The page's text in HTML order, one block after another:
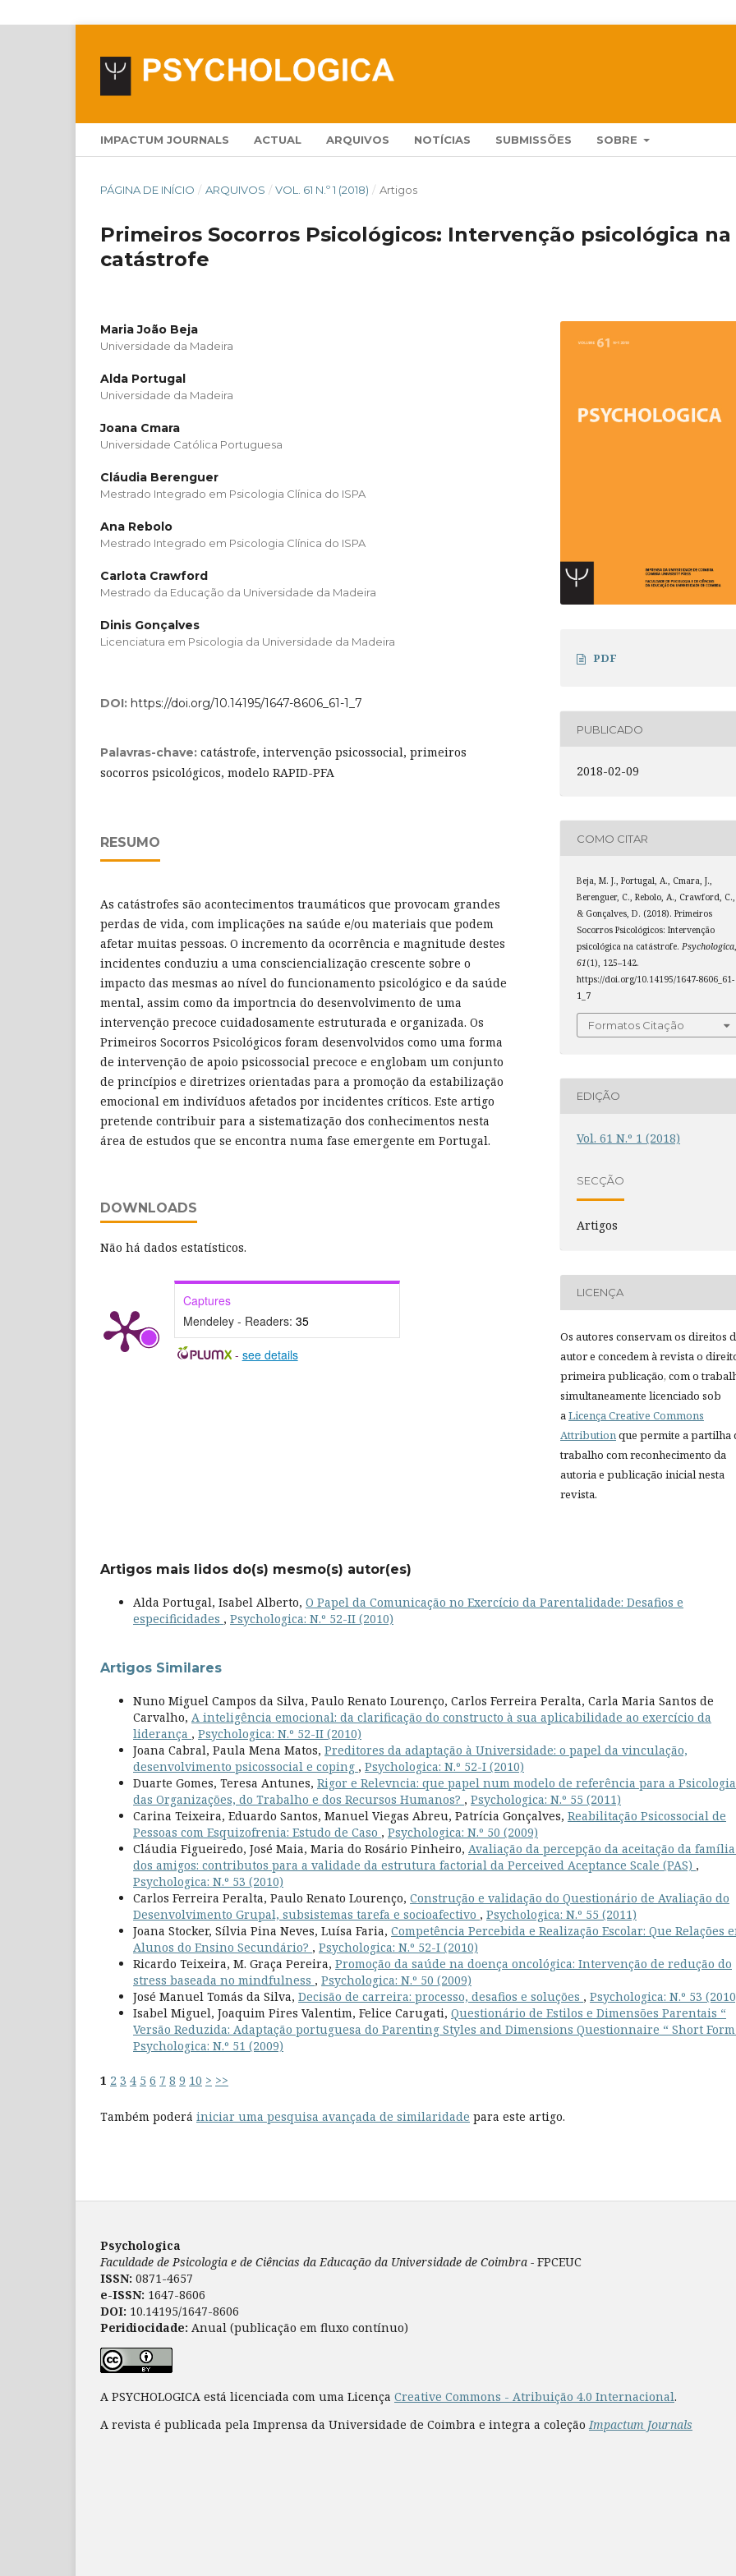
IMPACTUM JOURNALS ACTUAL ARQUIVOS NOTÍCIAS SUBMISSÕES SOBRE
PÁGINA DE INÍCIO / ARQUIVOS / VOL. 61 N.º 1 (2018) / Artigos
Primeiros Socorros Psicológicos: Intervenção psicológica na
catástrofe
Maria João Beja
Universidade da Madeira
Alda Portugal
Universidade da Madeira
Joana Cmara
Universidade Católica Portuguesa
Cláudia Berenguer
Mestrado Integrado em Psicologia Clínica do ISPA
Ana Rebolo
Mestrado Integrado em Psicologia Clínica do ISPA
Carlota Crawford
Mestrado da Educação da Universidade da Madeira
Dinis Gonçalves
Licenciatura em Psicologia da Universidade da Madeira
DOI: https://doi.org/10.14195/1647-8606_61-1_7
Palavras-chave: catástrofe, intervenção psicossocial, primeiros
socorros psicológicos, modelo RAPID-PFA
RESUMO
As catástrofes são acontecimentos traumáticos que provocam grandes
perdas de vida, com implicações na saúde e/ou materiais que podem
afetar muitas pessoas. O incremento da ocorrência e magnitude destes
incidentes conduziu a uma consciencialização crescente sobre o
impacto das mesmas ao nível do funcionamento psicológico e da saúde
mental, assim como da importncia do desenvolvimento de uma
intervenção precoce cuidadosamente estruturada e organizada. Os
Primeiros Socorros Psicológicos foram desenvolvidos como uma forma
de intervenção de apoio psicossocial precoce e englobam um conjunto
de princípios e diretrizes orientadas para a promoção da estabilização
emocional em indivíduos afetados por incidentes críticos. Este artigo
pretende contribuir para a sistematização dos conhecimentos nesta
área de estudos que se encontra numa fase emergente em Portugal.
DOWNLOADS
Não há dados estatísticos.
Captures
Mendeley - Readers: 35
- see details
PDF
PUBLICADO
2018-02-09
COMO CITAR
Beja, M. J., Portugal, A., Cmara, J.,
Berenguer, C., Rebolo, A., Crawford, C.,
& Gonçalves, D. (2018). Primeiros
Socorros Psicológicos: Intervenção
psicológica na catástrofe.Psychologica,
61(1), 125–142.
https://doi.org/10.14195/1647-8606_61-
1_7
Formatos Citação
EDIÇÃO
Vol. 61 N.º 1 (2018)
SECÇÃO
Artigos
LICENÇA
Os autores conservam os direitos
autor e concedem à revista o
primeira publicação, com o
simultaneamente licenciado sob
aLicença Creative Commons
Attributionque permite a partilha
trabalho com reconhecimento da
autoria e publicação inicial nesta
revista.
Artigos mais lidos do(s) mesmo(s) autor(es)
Alda Portugal, Isabel Alberto, O Papel da Comunicação no Exercício da Parentalidade: Desafios e
especificidades , Psychologica: N.º 52-II (2010)
Artigos Similares
Nuno Miguel Campos da Silva, Paulo Renato Lourenço, Carlos Ferreira Peralta, Carla Maria Santos de
Carvalho, A inteligência emocional: da clarificação do constructo à sua aplicabilidade ao exercício da
liderança , Psychologica: N.º 52-II (2010)
Joana Cabral, Paula Mena Matos, Preditores da adaptação à Universidade: o papel da vinculação,
desenvolvimento psicossocial e coping , Psychologica: N.º 52-I (2010)
Duarte Gomes, Teresa Antunes, Rigor e Relevncia: que papel num modelo de referência para a Psicologia
das Organizações, do Trabalho e dos Recursos Humanos? , Psychologica: N.º 55 (2011)
Carina Teixeira, Eduardo Santos, Manuel Viegas Abreu, Patrícia Gonçalves, Reabilitação Psicossocial de
Pessoas com Esquizofrenia: Estudo de Caso , Psychologica: N.º 50 (2009)
Cláudia Figueiredo, José Maia, Maria do Rosário Pinheiro, Avaliação da percepção da aceitação da
dos amigos: contributos para a validade da estrutura factorial da Perceived Aceptance Scale (PAS) ,
Psychologica: N.º 53 (2010)
Carlos Ferreira Peralta, Paulo Renato Lourenço, Construção e validação do Questionário de Avaliação do
Desenvolvimento Grupal, subsistemas tarefa e socioafectivo , Psychologica: N.º 55 (2011)
Joana Stocker, Sílvia Pina Neves, Luísa Faria, Competência Percebida e Realização Escolar: Que Relações
Alunos do Ensino Secundário? , Psychologica: N.º 52-I (2010)
Ricardo Teixeira, M. Graça Pereira, Promoção da saúde na doença oncológica: Intervenção de redução do
stress baseada no mindfulness , Psychologica: N.º 50 (2009)
José Manuel Tomás da Silva, Decisão de carreira: processo, desafios e soluções , Psychologica: N.º 53
Isabel Miguel, Joaquim Pires Valentim, Felice Carugati, Questionário de Estilos e Dimensões Parentais “
Versão Reduzida: Adaptação portuguesa do Parenting Styles and Dimensions Questionnaire “ Short Form
Psychologica: N.º 51 (2009)
1 2 3 4 5 6 7 8 9 10 > >>
Também poderá iniciar uma pesquisa avançada de similaridade para este artigo.
Psychologica
Faculdade de Psicologia e de Ciências da Educação da Universidade de Coimbra - FPCEUC
ISSN: 0871-4657
e-ISSN: 1647-8606
DOI: 10.14195/1647-8606
Peridiocidade: Anual (publicação em fluxo contínuo)
A PSYCHOLOGICA está licenciada com uma Licença Creative Commons - Atribuição 4.0 Internacional.
A revista é publicada pela Imprensa da Universidade de Coimbra e integra a coleçãoImpactum Journals